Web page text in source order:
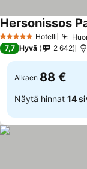
5 Tähtiluokitus
Hotelli
Hersonissos
7,7 Hyvä 2 642
Alkaen 88 €
Näytä hinnat 14